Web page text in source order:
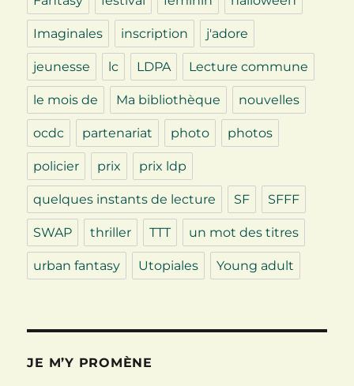
Imaginales inscription j'adore
jeunesse lc LDPA Lecture commune
le mois de Ma bibliothèque nouvelles
ocdc partenariat photo photos
policier prix prix ldp
quelques instants de lecture SF SFFF
SWAP thriller TTT un mot des titres
urban fantasy Utopiales Young adult
JE M’Y PROMÈNE